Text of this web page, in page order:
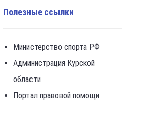
Полезные ссылки
Министерство спорта РФ
Администрация Курской
области
Портал правовой помощи